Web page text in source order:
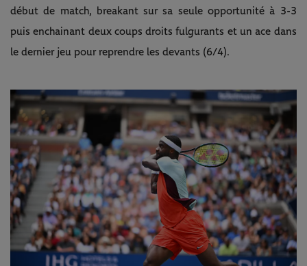
début de match, breakant sur sa seule opportunité à 3-3
puis enchainant deux coups droits fulgurants et un ace dans
le dernier jeu pour reprendre les devants (6/4).